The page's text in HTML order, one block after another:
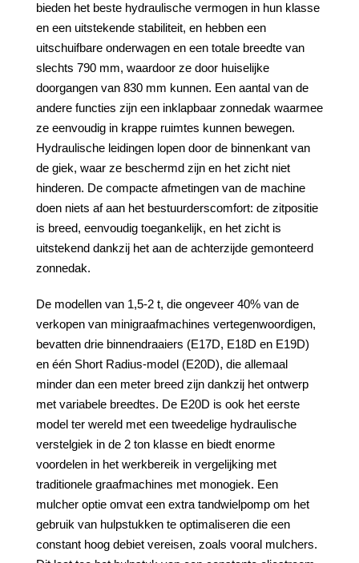
bieden het beste hydraulische vermogen in hun klasse
en een uitstekende stabiliteit, en hebben een
uitschuifbare onderwagen en een totale breedte van
slechts 790 mm, waardoor ze door huiselijke
doorgangen van 830 mm kunnen. Een aantal van de
andere functies zijn een inklapbaar zonnedak waarmee
ze eenvoudig in krappe ruimtes kunnen bewegen.
Hydraulische leidingen lopen door de binnenkant van
de giek, waar ze beschermd zijn en het zicht niet
hinderen. De compacte afmetingen van de machine
doen niets af aan het bestuurderscomfort: de zitpositie
is breed, eenvoudig toegankelijk, en het zicht is
uitstekend dankzij het aan de achterzijde gemonteerd
zonnedak.
De modellen van 1,5-2 t, die ongeveer 40% van de
verkopen van minigraafmachines vertegenwoordigen,
bevatten drie binnendraaiers (E17D, E18D en E19D)
en één Short Radius-model (E20D), die allemaal
minder dan een meter breed zijn dankzij het ontwerp
met variabele breedtes. De E20D is ook het eerste
model ter wereld met een tweedelige hydraulische
verstelgiek in de 2 ton klasse en biedt enorme
voordelen in het werkbereik in vergelijking met
traditionele graafmachines met monogiek. Een
mulcher optie omvat een extra tandwielpomp om het
gebruik van hulpstukken te optimaliseren die een
constant hoog debiet vereisen, zoals vooral mulchers.